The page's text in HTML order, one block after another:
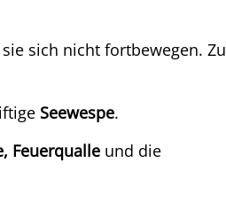
sich nicht fortbewegen. Zu
Seewespe.
Feuerqualle und die